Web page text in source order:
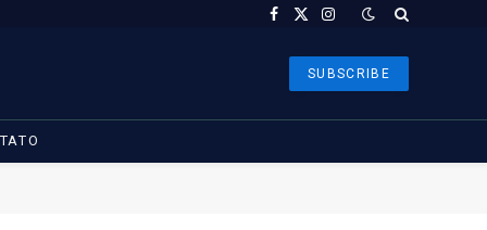
Facebook
X
Instagram
SUBSCRIBE